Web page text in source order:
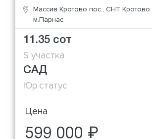
Массив Кротово пос., СНТ Кротово
м.Парнас
11.35 сот
S участка
САД
Юр.статус
Цена
599 000 ₽